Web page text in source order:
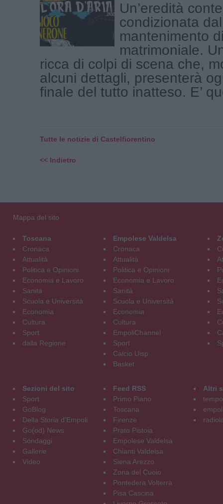
Un’eredità
condizionata dal
mantenimento
matrimoniale.
ricca di colpi di scena che,
alcuni dettagli, presenterà
finale del tutto inatteso. E’
Tutte le notizie di Castelfiorentino
<< Indietro
Mappa del sito
Toscana
Cronaca
Attualità
Politica e Opinioni
Economia e Lavoro
Sanità
Scuola e Università
Economia
Cultura
Sport
dalla Regione
Empolese Valdelsa
Cronaca
Attualità
Politica e Opinioni
Economia e Lavoro
Sanità
Scuola e Università
Economia
Cultura
EmpoliChannel
Sport
Calcio Uisp
Basket
Sezioni del sito
Sport
GoBlog
Della Storia d'Empoli
Go(od) News
Sondaggi
Gallerie
Video
Feed RSS
Primo Piano
Toscana
Firenze
Prato Pistoia
Empolese Valdelsa
Chianti Valdelsa
Siena Arezzo
Zona del Cuoio
Pontedera Volterra
Pisa Cascina
Altri